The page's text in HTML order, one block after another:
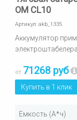
OM CL10
Артикул: akb_1335
Аккумулятор
от 71268 руб
Купить в 1 клик
Емкость (А*ч)